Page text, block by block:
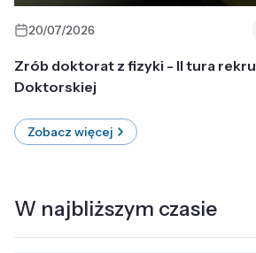
20/07/2026
Zrób doktorat z fizyki - II tura
Doktorskiej
Zobacz więcej
W najbliższym czasie